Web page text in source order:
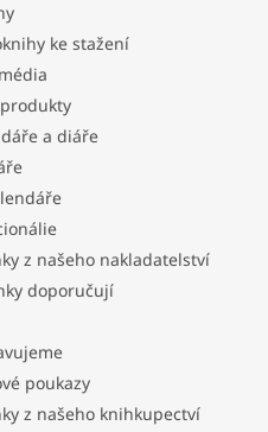
ke stažení
a diáře
z našeho nakladatelství
doporučují
poukazy
z našeho knihkupectví